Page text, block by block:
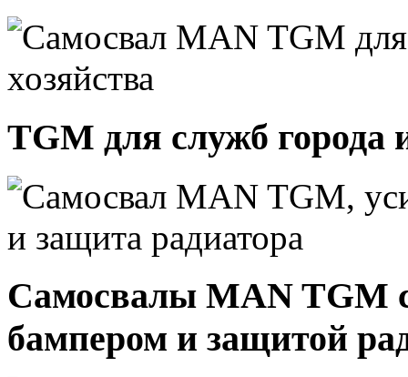
TGM для служб города
Самосвалы MAN TGM
бампером и защитой